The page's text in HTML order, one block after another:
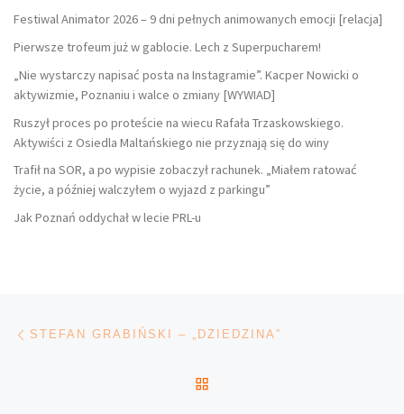
Festiwal Animator 2026 – 9 dni pełnych animowanych emocji [relacja]
Pierwsze trofeum już w gablocie. Lech z Superpucharem!
„Nie wystarczy napisać posta na Instagramie”. Kacper Nowicki o
aktywizmie, Poznaniu i walce o zmiany [WYWIAD]
Ruszył proces po proteście na wiecu Rafała Trzaskowskiego.
Aktywiści z Osiedla Maltańskiego nie przyznają się do winy
Trafił na SOR, a po wypisie zobaczył rachunek. „Miałem ratować
życie, a później walczyłem o wyjazd z parkingu”
Jak Poznań oddychał w lecie PRL-u
Nawigacja wpisu
STEFAN GRABIŃSKI – „DZIEDZINA”